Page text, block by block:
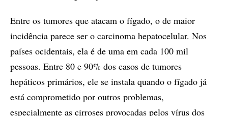
Entre os tumores que atacam o fígado, o de maior
incidência parece ser o carcinoma hepatocelular. Nos
países ocidentais, ela é de uma em cada 100 mil
pessoas. Entre 80 e 90% dos casos de tumores
hepáticos primários, ele se instala quando o fígado já
está comprometido por outros problemas,
especialmente as cirroses provocadas pelos vírus dos